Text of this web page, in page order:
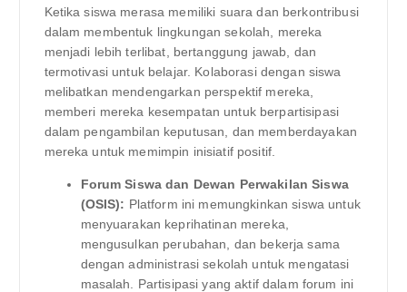
Ketika siswa merasa memiliki suara dan berkontribusi
dalam membentuk lingkungan sekolah, mereka
menjadi lebih terlibat, bertanggung jawab, dan
termotivasi untuk belajar. Kolaborasi dengan siswa
melibatkan mendengarkan perspektif mereka,
memberi mereka kesempatan untuk berpartisipasi
dalam pengambilan keputusan, dan memberdayakan
mereka untuk memimpin inisiatif positif.
Forum Siswa dan Dewan Perwakilan Siswa
(OSIS): Platform ini memungkinkan siswa untuk
menyuarakan keprihatinan mereka,
mengusulkan perubahan, dan bekerja sama
dengan administrasi sekolah untuk mengatasi
masalah. Partisipasi yang aktif dalam forum ini